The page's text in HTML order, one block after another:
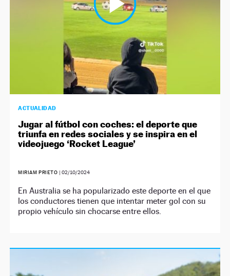
ACTUALIDAD
Jugar al fútbol con coches: el deporte que
triunfa en redes sociales y se inspira en el
videojuego ‘Rocket League’
MIRIAM PRIETO | 02/10/2024
En Australia se ha popularizado este deporte en el que
los conductores tienen que intentar meter gol con su
propio vehículo sin chocarse entre ellos.